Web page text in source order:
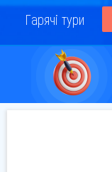
Гарячі тури